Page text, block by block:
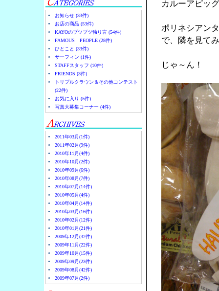
お知らせ (33件)
お店の商品 (53件)
KAYOのブツブツ独り言 (54件)
FAMOUS PEOPLE (28件)
ひとこと (33件)
サーフィン (1件)
STAFFスタッフ (10件)
FRIENDS (3件)
トリプルクラウン＆その他コンテスト
(22件)
お気に入り (5件)
写真大募集コーナー (4件)
2011年03月(1件)
2011年02月(9件)
2010年11月(4件)
2010年10月(2件)
2010年09月(6件)
2010年08月(7件)
2010年07月(14件)
2010年05月(4件)
2010年04月(14件)
2010年03月(16件)
2010年02月(12件)
2010年01月(21件)
2009年12月(32件)
2009年11月(22件)
2009年10月(15件)
2009年09月(23件)
2009年08月(42件)
2009年07月(2件)
カルーアピッ
ポリネシアン
で、隣を見て
じゃ～ん！